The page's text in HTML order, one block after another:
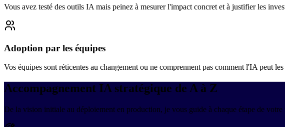
Vous avez testé des outils IA mais peinez à mesurer l'impact concret et à justifier les
Adoption par les équipes
Vos équipes sont réticentes au changement ou ne comprennent pas comment l'IA peut
Accompagnement IA stratégique de A à Z
De la vision initiale au déploiement en production, je vous guide à chaque étape de